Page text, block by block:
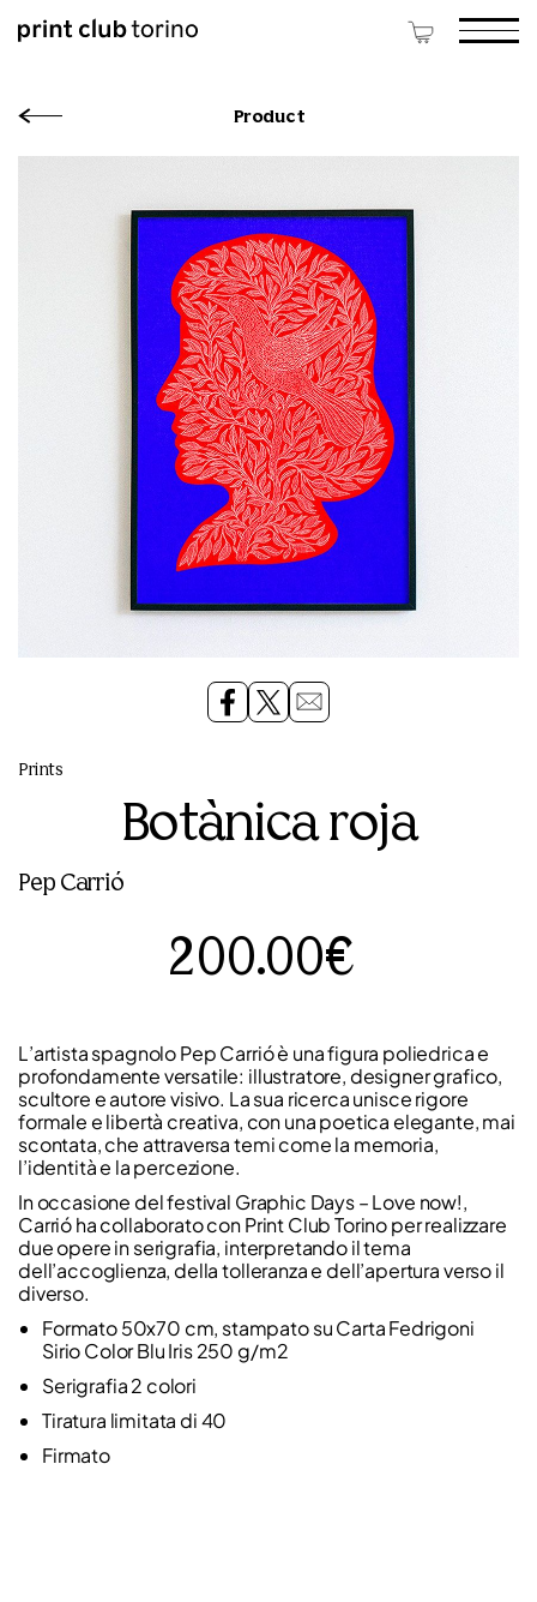
Product
Prints
Botànica roja
Pep Carrió
200.00€
L’artista spagnolo Pep Carrió è una figura poliedrica e
profondamente versatile: illustratore, designer grafico,
scultore e autore visivo. La sua ricerca unisce rigore
formale e libertà creativa, con una poetica elegante, mai
scontata, che attraversa temi come la memoria,
l’identità e la percezione.
In occasione del festival Graphic Days – Love now!,
Carrió ha collaborato con Print Club Torino per realizzare
due opere in serigrafia, interpretando il tema
dell’accoglienza, della tolleranza e dell’apertura verso il
diverso.
Formato 50x70 cm, stampato su Carta Fedrigoni
Sirio Color Blu Iris 250 g/m2
Serigrafia 2 colori
Tiratura limitata di 40
Firmato